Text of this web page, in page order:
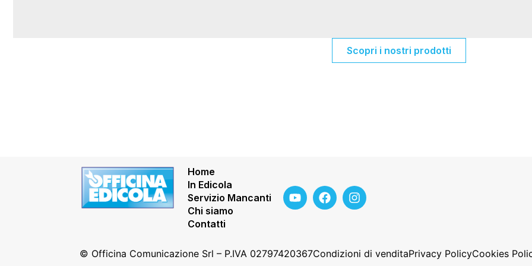
Scopri i nostri prodotti
Home
In Edicola
Servizio Mancanti
Chi siamo
Contatti
© Officina Comunicazione Srl – P.IVA 02797420367Condizioni di venditaPrivacy PolicyCookies